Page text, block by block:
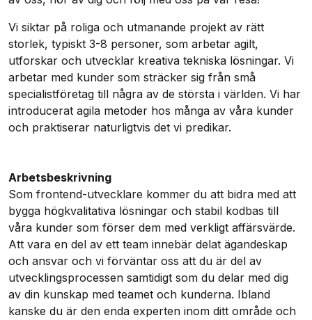
Vi siktar på roliga och utmanande projekt av rätt
storlek, typiskt 3-8 personer, som arbetar agilt,
utforskar och utvecklar kreativa tekniska lösningar. Vi
arbetar med kunder som sträcker sig från små
specialistföretag till några av de största i världen. Vi har
introducerat agila metoder hos många av våra kunder
och praktiserar naturligtvis det vi predikar.
Arbetsbeskrivning
Som frontend-utvecklare kommer du att bidra med att
bygga högkvalitativa lösningar och stabil kodbas till
våra kunder som förser dem med verkligt affärsvärde.
Att vara en del av ett team innebär delat ägandeskap
och ansvar och vi förväntar oss att du är del av
utvecklingsprocessen samtidigt som du delar med dig
av din kunskap med teamet och kunderna. Ibland
kanske du är den enda experten inom ditt område och